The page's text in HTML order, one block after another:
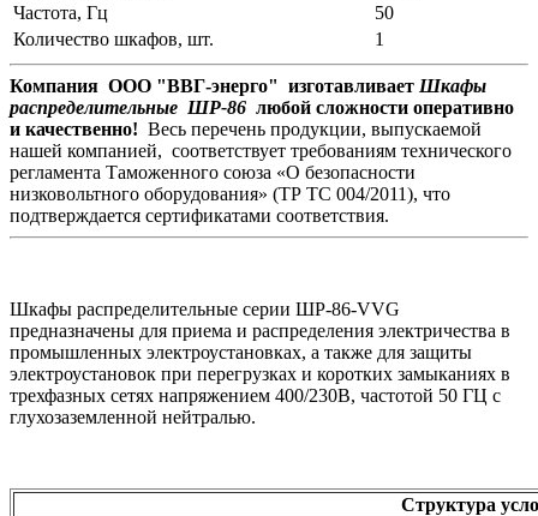
Частота, Гц
50
Количество шкафов, шт.
1
Компания ООО "ВВГ-энерго" изготавливает Шкафы
распределительные ШР-86 любой сложности оперативно
и качественно! Весь перечень продукции, выпускаемой
нашей компанией, соответствует требованиям технического
регламента Таможенного союза «О безопасности
низковольтного оборудования» (ТР ТС 004/2011), что
подтверждается сертификатами соответствия.
Шкафы распределительные серии ШР-86-VVG
предназначены для приема и распределения электричества в
промышленных электроустановках, а также для защиты
электроустановок при перегрузках и коротких замыканиях в
трехфазных сетях напряжением 400/230В, частотой 50 ГЦ с
глухозаземленной нейтралью.
Структура